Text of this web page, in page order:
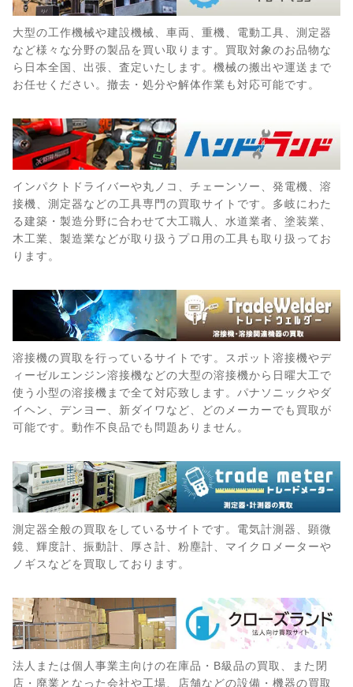
大型の工作機械や建設機械、車両、重機、電動工具、測定器
など様々な分野の製品を買い取ります。買取対象のお品物な
ら日本全国、出張、査定いたします。機械の搬出や運送まで
お任せください。撤去・処分や解体作業も対応可能です。
インパクトドライバーや丸ノコ、チェーンソー、発電機、溶
接機、測定器などの工具専門の買取サイトです。多岐にわた
る建築・製造分野に合わせて大工職人、水道業者、塗装業、
木工業、製造業などが取り扱うプロ用の工具も取り扱ってお
ります。
溶接機の買取を行っているサイトです。スポット溶接機やデ
ィーゼルエンジン溶接機などの大型の溶接機から日曜大工で
使う小型の溶接機まで全て対応致します。パナソニックやダ
イヘン、デンヨー、新ダイワなど、どのメーカーでも買取が
可能です。動作不良品でも問題ありません。
測定器全般の買取をしているサイトです。電気計測器、顕微
鏡、輝度計、振動計、厚さ計、粉塵計、マイクロメーターや
ノギスなどを買取しております。
法人または個人事業主向けの在庫品・B級品の買取、また閉
店・廃業となった会社や工場、店舗などの設備・機器の買取